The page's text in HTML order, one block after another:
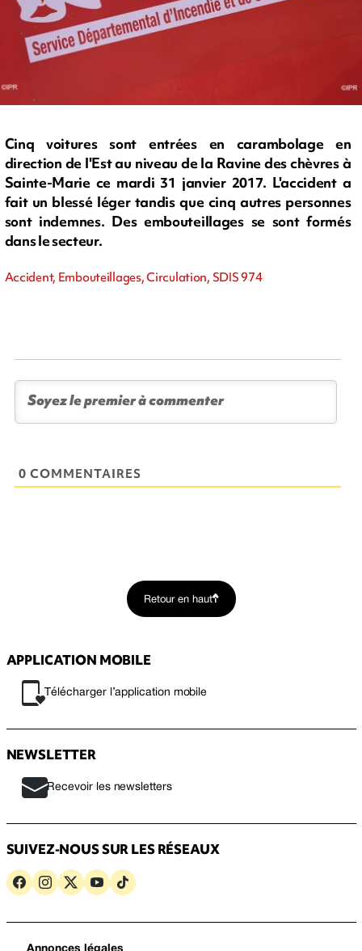
Cinq voitures sont entrées en carambolage en
direction de l'Est au niveau de la Ravine des chèvres à
Sainte-Marie ce mardi 31 janvier 2017. L'accident a
fait un blessé léger tandis que cinq autres personnes
sont indemnes. Des embouteillages se sont formés
dans le secteur.
Accident, Embouteillages, Circulation, SDIS 974
0 COMMENTAIRES
Retour en haut
APPLICATION MOBILE
Télécharger l’application mobile
NEWSLETTER
Recevoir les newsletters
SUIVEZ-NOUS SUR LES RÉSEAUX
Annonces légales